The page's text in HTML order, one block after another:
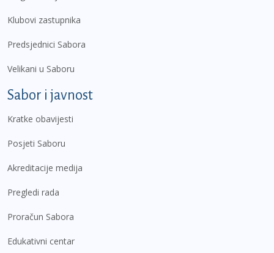
Klubovi zastupnika
Predsjednici Sabora
Velikani u Saboru
Sabor i javnost
Kratke obavijesti
Posjeti Saboru
Akreditacije medija
Pregledi rada
Proračun Sabora
Edukativni centar